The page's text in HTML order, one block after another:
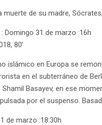
muerte de su madre,
: Domingo 31 de marzo :16h
80’
islámico en Europa se
en el subterráneo de
Basayev, en ese
por el suspenso.
de marzo :18:30h